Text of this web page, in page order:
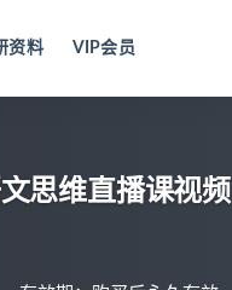
资料 VIP会员
思维直播课视频